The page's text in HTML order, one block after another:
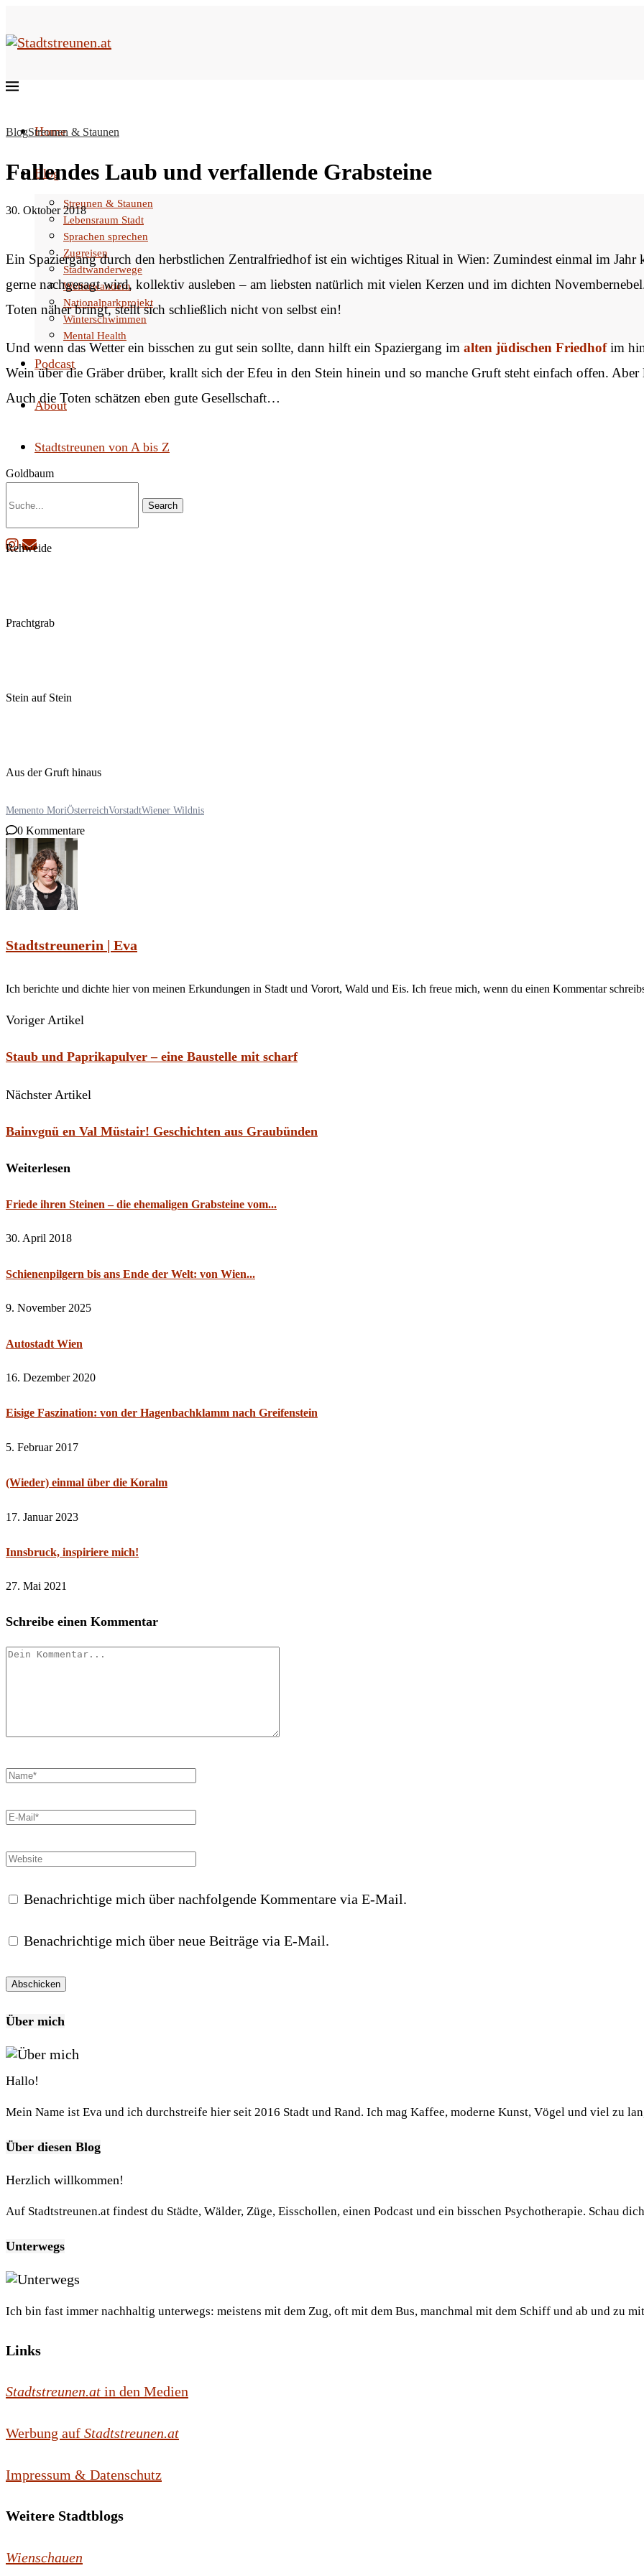
Home
Blog
Streunen & Staunen
Lebensraum Stadt
Sprachen sprechen
Zugreisen
Stadtwanderwege
Weiterwandern
Nationalparkprojekt
Winterschwimmen
Mental Health
Podcast
About
Stadtstreunen von A bis Z
Search
BlogStreunen & Staunen
Fallendes Laub und verfallende Grabsteine
30. Oktober 2018
Ein Spaziergang durch den herbstlichen Zentralfriedhof ist ein wichtiges Ritual in Wien: Zumindest einmal im
gerne nachgesagt wird, kollektiv ausleben – am liebsten natürlich mit vielen Kerzen und im dichten
Toten näher bringt, stellt sich schließlich nicht von selbst ein!
Und wenn das Wetter ein bisschen zu gut sein sollte, dann hilft ein Spaziergang im alten jüdischen Friedhofim
Wein über die Gräber drüber, krallt sich der Efeu in den Stein hinein und so manche Gruft steht einfach offen.
Auch die Toten schätzen eben gute Gesellschaft…
Goldbaum
Rehweide
Prachtgrab
Stein auf Stein
Aus der Gruft hinaus
Memento MoriÖsterreichVorstadtWiener Wildnis
0 Kommentare
Stadtstreunerin | Eva
Ich berichte und dichte hier von meinen Erkundungen in Stadt und Vorort, Wald und Eis. Ich freue mich, wenn du einen Kommentar
Voriger Artikel
Staub und Paprikapulver – eine Baustelle mit scharf
Nächster Artikel
Bainvgnü en Val Müstair! Geschichten aus Graubünden
Weiterlesen
Friede ihren Steinen – die ehemaligen Grabsteine vom...
30. April 2018
Schienenpilgern bis ans Ende der Welt: von Wien...
9. November 2025
Autostadt Wien
16. Dezember 2020
Eisige Faszination: von der Hagenbachklamm nach Greifenstein
5. Februar 2017
(Wieder) einmal über die Koralm
17. Januar 2023
Innsbruck, inspiriere mich!
27. Mai 2021
Schreibe einen Kommentar
Benachrichtige mich über nachfolgende Kommentare via E-Mail.
Benachrichtige mich über neue Beiträge via E-Mail.
Über mich
Hallo!
Mein Name ist Eva und ich durchstreife hier seit 2016 Stadt und Rand. Ich mag Kaffee, moderne Kunst, Vögel und viel zu
Über diesen Blog
Herzlich willkommen!
Auf Stadtstreunen.at findest du Städte, Wälder, Züge, Eisschollen, einen Podcast und ein bisschen Psychotherapie. Schau
Unterwegs
Ich bin fast immer nachhaltig unterwegs: meistens mit dem Zug, oft mit dem Bus, manchmal mit dem Schiff und ab und zu
Links
Stadtstreunen.at in den Medien
Werbung auf Stadtstreunen.at
Impressum & Datenschutz
Weitere Stadtblogs
Wienschauen